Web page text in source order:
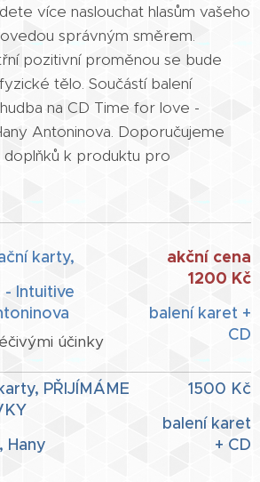
více naslouchat hlasům vašeho
správným směrem.
pozitivní proměnou se bude
tělo. Součástí balení
na CD Time for love -
Antoninova. Doporučujeme
doplňků k produktu pro
karty,
Intuitive
účinky
akční cena
1200 Kč
balení karet +
CD
PŘIJÍMÁME
Hany
1500 Kč
balení karet
+ CD